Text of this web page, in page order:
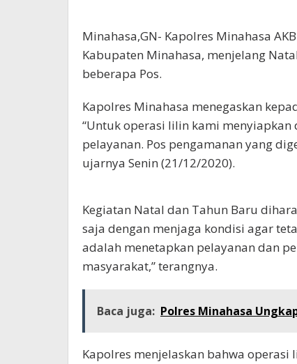
Minahasa,GN- Kapolres Minahasa
Kabupaten Minahasa, menjelang
beberapa Pos.
Kapolres Minahasa menegaskan
“Untuk operasi lilin kami menyiapkan
pelayanan. Pos pengamanan yang
ujarnya Senin (21/12/2020).
Kegiatan Natal dan Tahun Baru
saja dengan menjaga kondisi agar
adalah menetapkan pelayanan dan
masyarakat,” terangnya.
Baca juga: Polres Minahasa
Kapolres menjelaskan bahwa